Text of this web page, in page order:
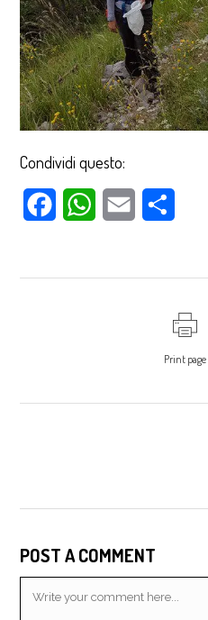
Condividi questo:
FacebookWhatsAppEmail
Print page
POST A COMMENT